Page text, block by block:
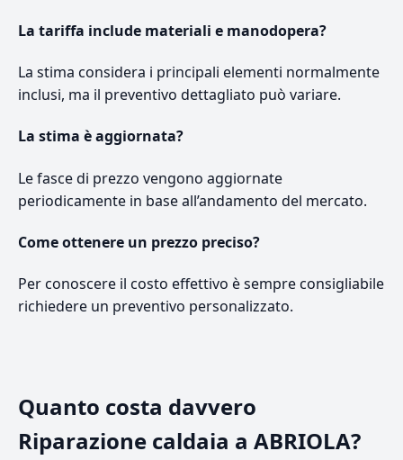
La tariffa include materiali e manodopera?
La stima considera i principali elementi normalmente
inclusi, ma il preventivo dettagliato può variare.
La stima è aggiornata?
Le fasce di prezzo vengono aggiornate
periodicamente in base all’andamento del mercato.
Come ottenere un prezzo preciso?
Per conoscere il costo effettivo è sempre consigliabile
richiedere un preventivo personalizzato.
Quanto costa davvero
Riparazione caldaia a ABRIOLA?